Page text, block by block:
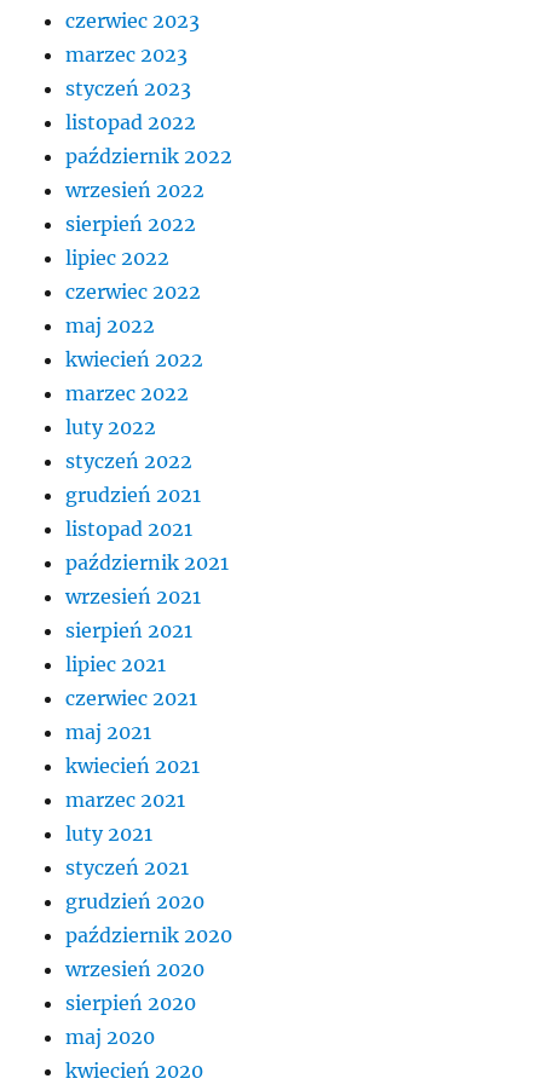
czerwiec 2023
marzec 2023
styczeń 2023
listopad 2022
październik 2022
wrzesień 2022
sierpień 2022
lipiec 2022
czerwiec 2022
maj 2022
kwiecień 2022
marzec 2022
luty 2022
styczeń 2022
grudzień 2021
listopad 2021
październik 2021
wrzesień 2021
sierpień 2021
lipiec 2021
czerwiec 2021
maj 2021
kwiecień 2021
marzec 2021
luty 2021
styczeń 2021
grudzień 2020
październik 2020
wrzesień 2020
sierpień 2020
maj 2020
kwiecień 2020